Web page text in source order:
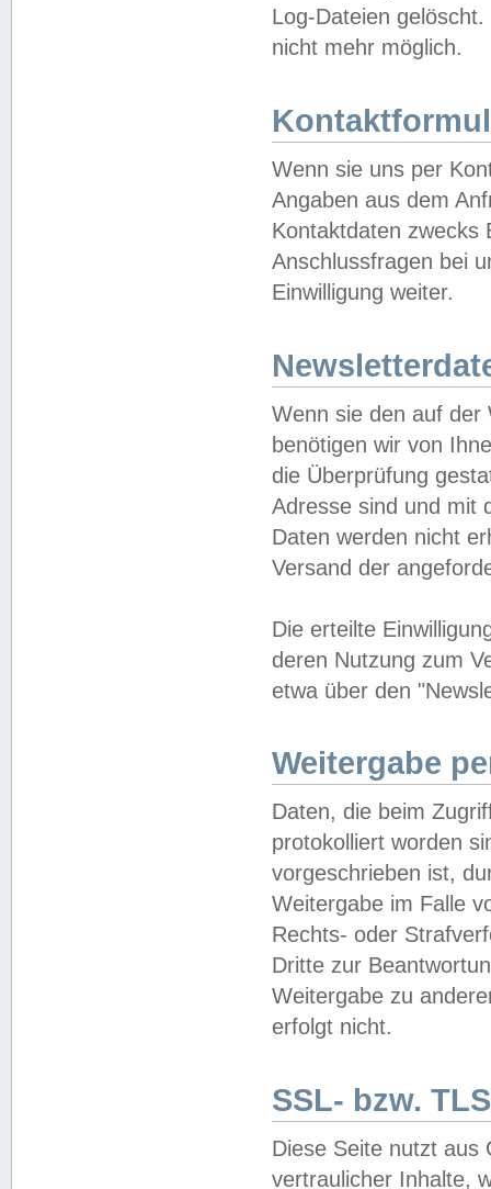
Log-Dateien
nicht mehr möglich.
Wenn sie uns per
Angaben aus dem
Kontaktdaten zwecks
Anschlussfragen bei
Einwilligung weiter.
Wenn sie den auf der
benötigen wir von
die Überprüfung
Adresse sind und mit
Daten werden nicht
Versand der
Die erteilte
deren Nutzung zum
etwa über den
Weitergabe
Daten, die beim
protokolliert worden
vorgeschrieben ist,
Weitergabe im Falle
Rechts- oder
Dritte zur
Weitergabe zu
erfolgt nicht.
SSL- bzw.
Diese Seite nutzt aus
vertraulicher Inhalte,